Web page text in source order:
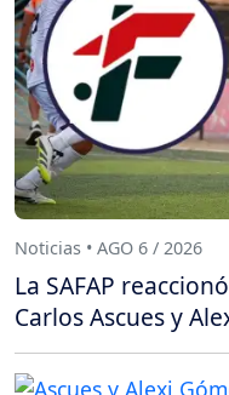
Noticias • AGO 6 / 2026
La SAFAP
Carlos Ascues y